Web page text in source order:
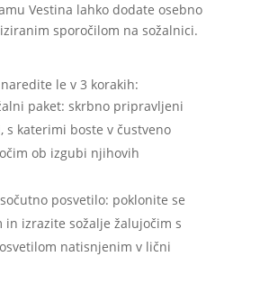
Vestina lahko dodate osebno
sporočilom na sožalnici.
le v 3 korakih:
paket: skrbno pripravljeni
s katerimi boste v čustveno
ob izgubi njihovih
posvetilo: poklonite se
izrazite sožalje žalujočim s
natisnjenim v lični